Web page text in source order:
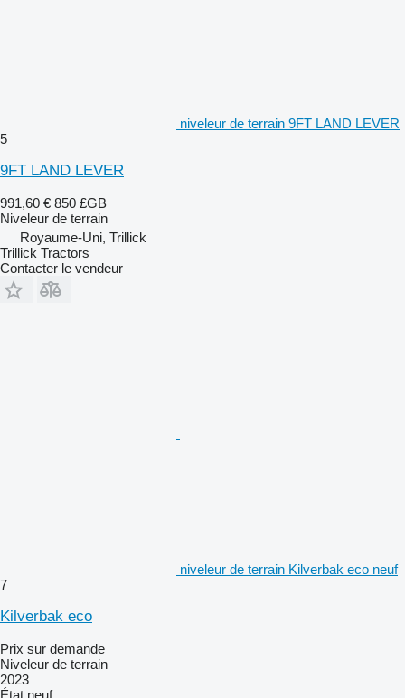
niveleur de terrain 9FT LAND LEVER
5
9FT LAND LEVER
991,60 € 850 £GB
Niveleur de terrain
Royaume-Uni, Trillick
Trillick Tractors
Contacter le vendeur
niveleur de terrain Kilverbak eco neuf
7
Kilverbak eco
Prix sur demande
Niveleur de terrain
2023
État neuf